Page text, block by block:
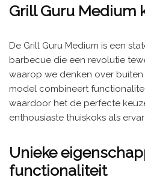
Grill Guru Medium
De Grill Guru Medium is een
barbecue die een revolutie
waarop we denken over
model combineert
waardoor het de perfecte
enthousiaste thuiskoks als
Unieke
functionaliteit